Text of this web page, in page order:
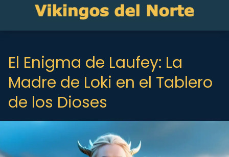
El Enigma de Laufey: La
Madre de Loki en el Tablero
de los Dioses